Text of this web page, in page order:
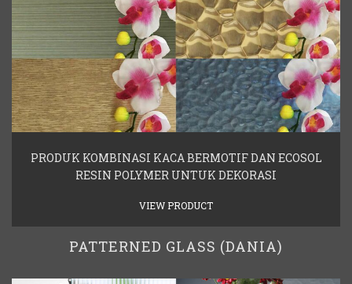
PRODUK KOMBINASI KACA BERMOTIF DAN ECOSOL
RESIN POLYMER UNTUK DEKORASI
VIEW PRODUCT
PATTERNED GLASS (DANIA)